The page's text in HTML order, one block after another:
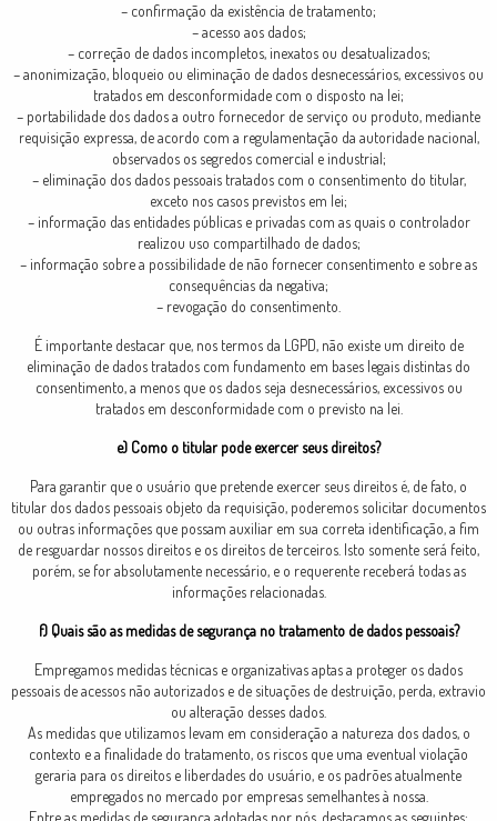
– confirmação da existência de tratamento;
– acesso aos dados;
– correção de dados incompletos, inexatos ou desatualizados;
– anonimização, bloqueio ou eliminação de dados desnecessários, excessivos ou
tratados em desconformidade com o disposto na lei;
– portabilidade dos dados a outro fornecedor de serviço ou produto, mediante
requisição expressa, de acordo com a regulamentação da autoridade nacional,
observados os segredos comercial e industrial;
– eliminação dos dados pessoais tratados com o consentimento do titular,
exceto nos casos previstos em lei;
– informação das entidades públicas e privadas com as quais o controlador
realizou uso compartilhado de dados;
– informação sobre a possibilidade de não fornecer consentimento e sobre as
consequências da negativa;
– revogação do consentimento.
É importante destacar que, nos termos da LGPD, não existe um direito de
eliminação de dados tratados com fundamento em bases legais distintas do
consentimento, a menos que os dados seja desnecessários, excessivos ou
tratados em desconformidade com o previsto na lei.
e) Como o titular pode exercer seus direitos?
Para garantir que o usuário que pretende exercer seus direitos é, de fato, o
titular dos dados pessoais objeto da requisição, poderemos solicitar documentos
ou outras informações que possam auxiliar em sua correta identificação, a fim
de resguardar nossos direitos e os direitos de terceiros. Isto somente será feito,
porém, se for absolutamente necessário, e o requerente receberá todas as
informações relacionadas.
f) Quais são as medidas de segurança no tratamento de dados pessoais?
Empregamos medidas técnicas e organizativas aptas a proteger os dados
pessoais de acessos não autorizados e de situações de destruição, perda, extravio
ou alteração desses dados.
As medidas que utilizamos levam em consideração a natureza dos dados, o
contexto e a finalidade do tratamento, os riscos que uma eventual violação
geraria para os direitos e liberdades do usuário, e os padrões atualmente
empregados no mercado por empresas semelhantes à nossa.
Entre as medidas de segurança adotadas por nós, destacamos as seguintes: